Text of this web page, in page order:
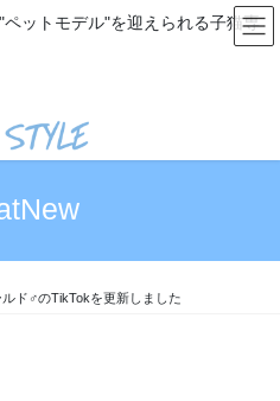
ットモデル"を迎えられる子猫専
ド♂のTikTokを更新しました